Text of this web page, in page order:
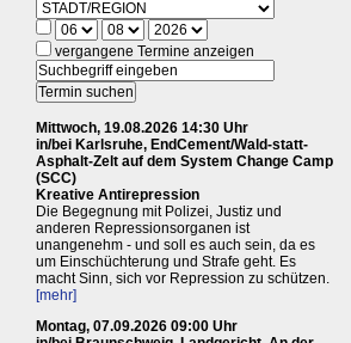
vergangene Termine anzeigen
Mittwoch, 19.08.2026 14:30 Uhr
in/bei Karlsruhe, EndCement/Wald-statt-
Asphalt-Zelt auf dem System Change Camp
(SCC)
Kreative Antirepression
Die Begegnung mit Polizei, Justiz und
anderen Repressionsorganen ist
unangenehm - und soll es auch sein, da es
um Einschüchterung und Strafe geht. Es
macht Sinn, sich vor Repression zu schützen.
[mehr]
Montag, 07.09.2026 09:00 Uhr